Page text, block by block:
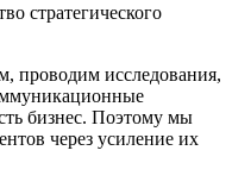
стратегического
проводим исследования,
бизнес. Поэтому мы
через усиление их